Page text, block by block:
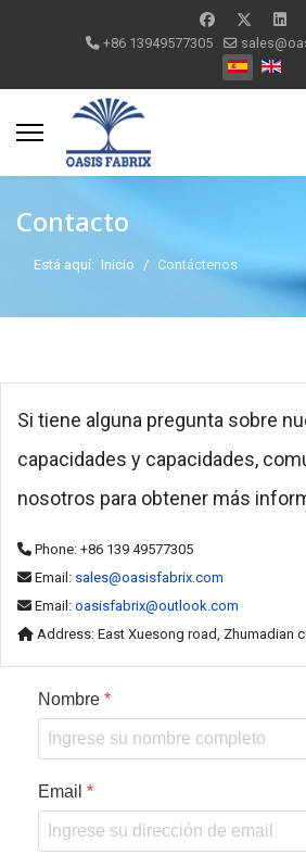
+86 13949577305
Seleccione
Contacto
Está aquí: Inicio Contáctenos
Si tiene alguna pregunta sobre
capacidades y capacidades,
nosotros para obtener más
Phone: +86 139 49577305
Email: sales@oasisfabrix.com
Email: oasisfabrix@outlook.com
Address: East Xuesong road, Zhumadian
Nombre *
Email *